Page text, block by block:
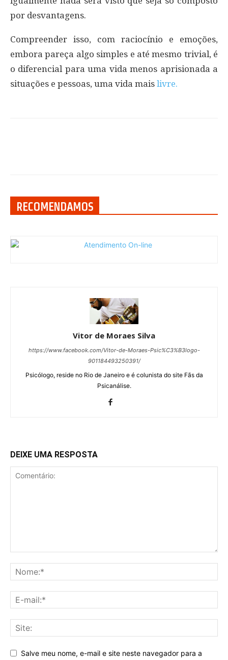
por desvantagens.
Compreender isso, com raciocínio e emoções,
embora pareça algo simples e até mesmo trivial, é
o diferencial para uma vida menos aprisionada a
situações e pessoas, uma vida mais livre.
RECOMENDAMOS
Vitor de Moraes Silva
https://www.facebook.com/Vitor-de-Moraes-Psic%C3%B3logo-
901184493250391/
Psicólogo, reside no Rio de Janeiro e é colunista do site Fãs da
Psicanálise.
DEIXE UMA RESPOSTA
Salve meu nome, e-mail e site neste navegador para a